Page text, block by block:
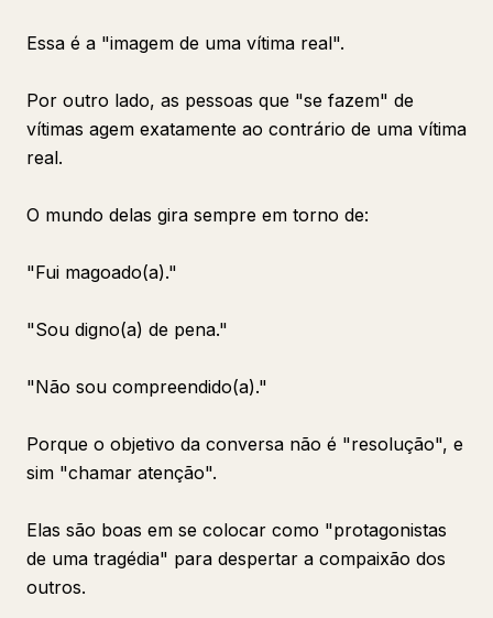
Essa é a "imagem de uma vítima real".
Por outro lado, as pessoas que "se fazem" de
vítimas agem exatamente ao contrário de uma vítima
real.
O mundo delas gira sempre em torno de:
"Fui magoado(a)."
"Sou digno(a) de pena."
"Não sou compreendido(a)."
Porque o objetivo da conversa não é "resolução", e
sim "chamar atenção".
Elas são boas em se colocar como "protagonistas
de uma tragédia" para despertar a compaixão dos
outros.